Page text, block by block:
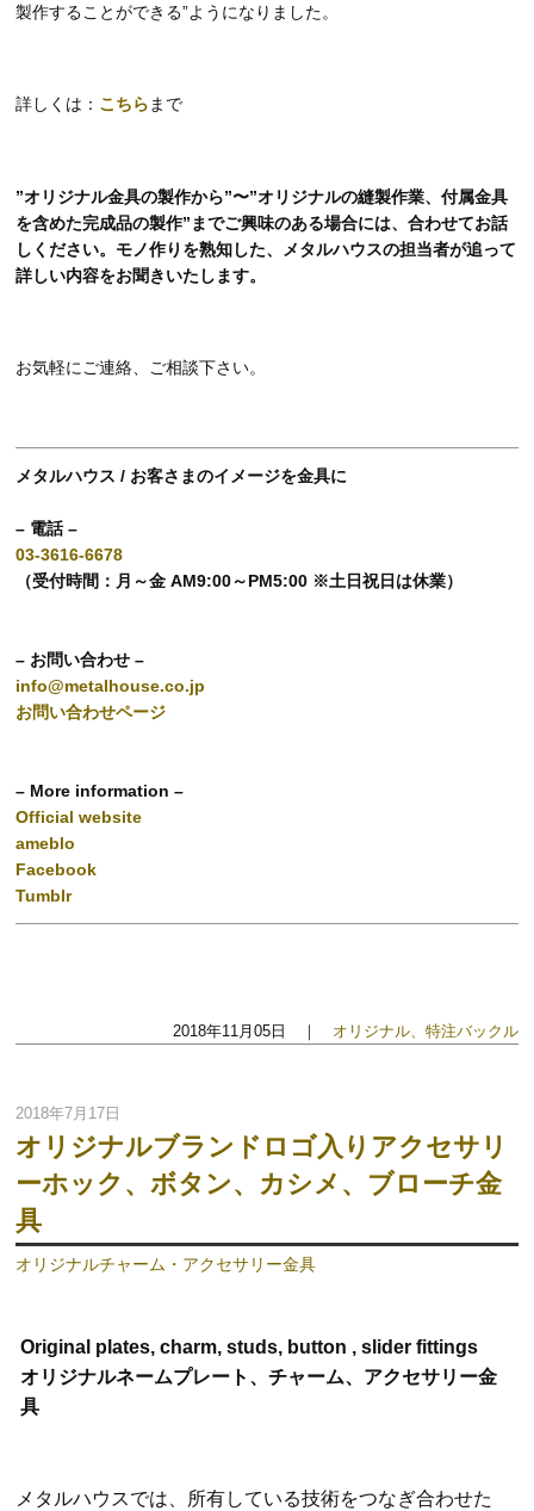
製作することができる”ようになりました。
詳しくは： こちらまで
”オリジナル金具の製作から”〜”オリジナルの縫製作業、付属金具
を含めた完成品の製作”までご興味のある場合には、合わせてお話
しください。モノ作りを熟知した、メタルハウスの担当者が追って
詳しい内容をお聞きいたします。
お気軽にご連絡、ご相談下さい。
メタルハウス / お客さまのイメージを金具に
– 電話 –
03-3616-6678
（受付時間：月～金 AM9:00～PM5:00 ※土日祝日は休業）
– お問い合わせ –
info@metalhouse.co.jp
お問い合わせページ
– More information –
Official website
ameblo
Facebook
Tumblr
2018年11月05日 ｜ オリジナル、特注バックル
2018年7月17日
オリジナルブランドロゴ入りアクセサリ
ーホック、ボタン、カシメ、ブローチ金
具
オリジナルチャーム・アクセサリー金具
Original plates, charm, studs, button , slider fittings
オリジナルネームプレート、チャーム、アクセサリー金
具
メタルハウスでは、所有している技術をつなぎ合わせた